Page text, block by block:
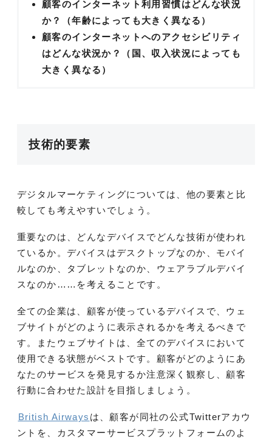
顧客のインターネット利用習慣はどんな状況
か？
（年齢によっても大きく異なる）
顧客のインターネットへのアクセシビリティ
はどんな状況か？（国、収入状況によっても
大きく異なる）
技術的要素
デジタルマーケティングについては、他の要素と比
較しても考えやすいでしょう。
重要なのは、どんなデバイスでどんな技術が使われ
ているか。デバイスはデスクトップなのか、モバイ
ルなのか、タブレットなのか、ウェアラブルデバイ
スなのか……を考えることです。
全ての企業は、顧客が使っているデバイスで、ウェ
ブサイトがどのように表示されるかを考えるべきで
す。またウェブサイトは、全てのデバイスにおいて
使用できる状態がベストです。顧客がどのようにあ
なたのサービスを発見するか注意深く観察し、顧客
行動に合わせた設計を目指しましょう。
British Airways は、顧客が同社の公式Twitterアカウ
ントを、カスタマーサービスプラットフォームのよ